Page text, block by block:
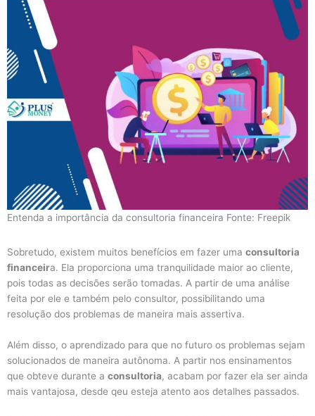
Entenda a importância da consultoria financeira Fonte: Freepik
Sobretudo, existem muitos benefícios em fazer uma consultoria
financeira. Ela proporciona uma tranquilidade maior ao cliente,
pois todas as decisões serão tomadas. A partir de uma análise
feita por ele e também pelo consultor, possibilitando uma
resolução dos problemas de maneira mais assertiva.
Além disso, o aprendizado para que no futuro os problemas sejam
solucionados de maneira autônoma. A partir nos ensinamentos
que obteve durante a consultoria, acabam por fazer ela ser ainda
mais vantajosa, desde qeu esteja atento aos detalhes passados.